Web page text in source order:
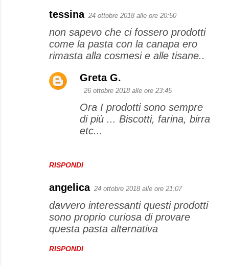
tessina 24 ottobre 2018 alle ore 20:50
non sapevo che ci fossero prodotti
come la pasta con la canapa ero
rimasta alla cosmesi e alle tisane..
RISPONDI
Greta G.
26 ottobre 2018 alle ore 23:45
Ora I prodotti sono sempre
di più ... Biscotti, farina, birra
etc...
angelica 24 ottobre 2018 alle ore 21:07
davvero interessanti questi prodotti
sono proprio curiosa di provare
questa pasta alternativa
RISPONDI